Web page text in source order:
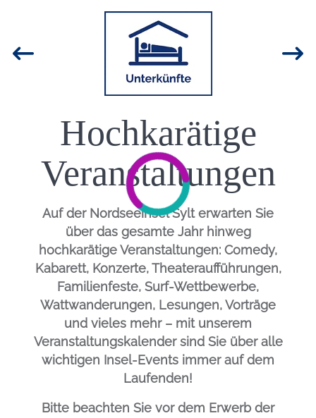
Bild
Einleitung
Hochkarätige
Veranstaltungen
Auf der Nordseeinsel Sylt erwarten Sie
über das gesamte Jahr hinweg
hochkarätige Veranstaltungen: Comedy,
Kabarett, Konzerte, Theateraufführungen,
Familienfeste, Surf-Wettbewerbe,
Wattwanderungen, Lesungen, Vorträge
und vieles mehr – mit unserem
Veranstaltungskalender sind Sie über alle
wichtigen Insel-Events immer auf dem
Laufenden!
Bitte beachten Sie vor dem Erwerb der